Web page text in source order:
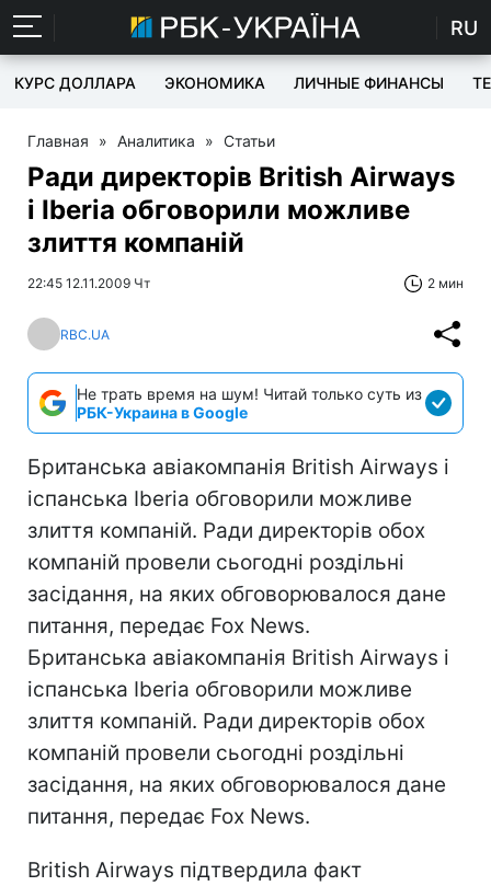
RU
КУРС ДОЛЛАРА ЭКОНОМИКА ЛИЧНЫЕ ФИНАНСЫ
Главная » Аналитика » Статьи
Ради директорів British Airways
і Iberia обговорили можливе
злиття компаній
22:45 12.11.2009 Чт 2 мин
RBC.UA
Не трать время на шум! Читай только суть из
РБК-Украина в Google
Британська авіакомпанія British Airways і
іспанська Iberia обговорили можливе
злиття компаній. Ради директорів обох
компаній провели сьогодні роздільні
засідання, на яких обговорювалося дане
питання, передає Fox News.
Британська авіакомпанія British Airways і
іспанська Iberia обговорили можливе
злиття компаній. Ради директорів обох
компаній провели сьогодні роздільні
засідання, на яких обговорювалося дане
питання, передає Fox News.
British Airways підтвердила факт